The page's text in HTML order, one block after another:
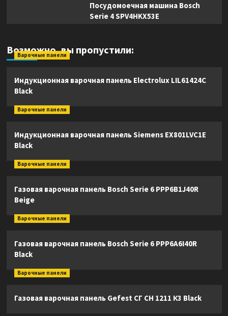
Посудомоечная машина Bosch
Serie 4 SPV4HKX53E
Возможно, вы пропустили:
Варочные панели
Индукционная варочная панель Electrolux LIL61424C
Black
Варочные панели
Индукционная варочная панель Siemens EX801LVC1E
Black
Варочные панели
Газовая варочная панель Bosch Serie 6 PPP6B1J40R
Beige
Варочные панели
Газовая варочная панель Bosch Serie 6 PPP6A6I40R
Black
Варочные панели
Газовая варочная панель Gefest СГ СН 1211 К3 Black